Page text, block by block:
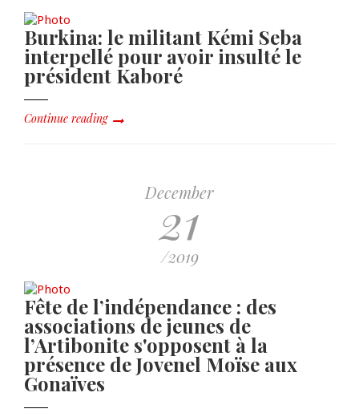
Burkina: le militant Kémi Seba
interpellé pour avoir insulté le
président Kaboré
Continue reading
December
21
/2019
Fête de l’indépendance : des
associations de jeunes de
l’Artibonite s'opposent à la
présence de Jovenel Moïse aux
Gonaïves